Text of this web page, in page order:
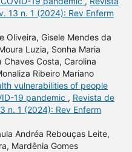
13 n. 1 (2024): Rev Enferm
Oliveira, Gisele Mendes da
Luzia, Sonha Maria
Chaves Costa, Carolina
Ribeiro Mariano
vulnerabilities of people
19 pandemic , Revista de
n. 1 (2024): Rev Enferm
Andréa Rebouças Leite,
Mardênia Gomes